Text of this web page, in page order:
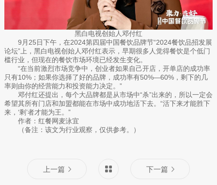
黑白电视创始人邓付红
9月25日下午，在2024第四届中国餐饮品牌节“2024餐饮品招发展
论坛”上，黑白电视创始人邓付红表示，早期很多人觉得餐饮是个低门
槛行业，但现在的餐饮市场环境已经发生变化。
“在当前激烈市场竞争中，创业者如果自己开店，开单店的成功率
只有10%；如果你选择了好的品牌，成功率有50%—60%，剩下的几
率则由你的经营能力和投资能力决定。”
邓付红还提出，每个大品牌都是从市场中“杀”出来的，所以一定会
希望其所有门店和加盟都能在市场中成功地活下去。“活下来才能胜下
来，‘剩’者才能为王。”
作者：红餐网麦泳宜
（备注：该文为行业观察，仅供参考。）
上一篇 下一篇